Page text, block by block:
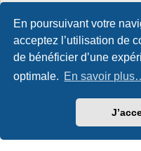
En poursuivant votre
acceptez l’utilisation de
de bénéficier d’une
optimale. En savoir
Développé parphpBB
Traduction